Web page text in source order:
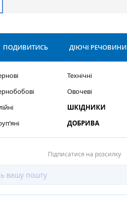
ПОДИВИТИСЬ ДІЮЧІ РЕЧОВИНИ
Технічні
Овочеві
ШКІДНИКИ
ДОБРИВА
Підписатися на розсилку